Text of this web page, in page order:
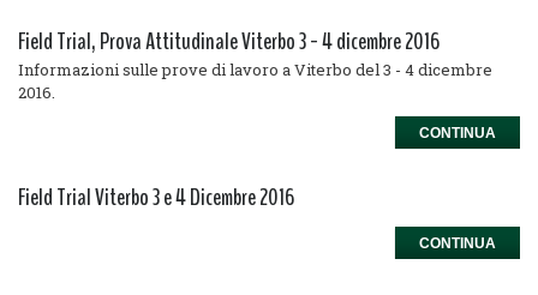
Field Trial, Prova Attitudinale Viterbo 3 - 4 dicembre 2016
Informazioni sulle prove di lavoro a Viterbo del 3 - 4 dicembre
2016.
CONTINUA
Field Trial Viterbo 3 e 4 Dicembre 2016
CONTINUA